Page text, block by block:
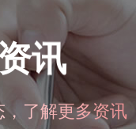
资讯
了解更多资讯